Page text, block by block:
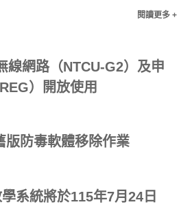
線網路（NTCU-G2）及申
）開放使用
版防毒軟體移除作業
系統將於115年7月24日
閱讀更多 +